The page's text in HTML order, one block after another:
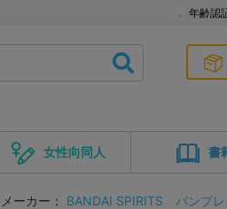
年齢認
女性向同人 書
メーカー： BANDAI SPIRITS
バンプレ